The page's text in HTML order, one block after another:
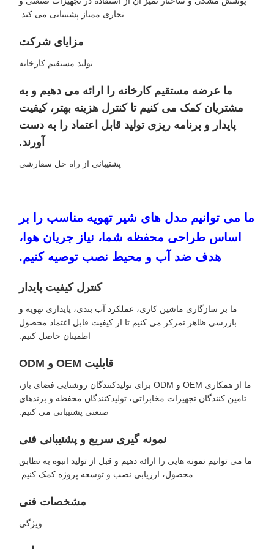
تجاری ممتاز پشتیبانی می کند.
مزایای شرکت
تولید مستقیم کارخانه
ما عرضه مستقیم کارخانه را ارائه می دهیم و به
مشتریان کمک می کنیم تا کنترل هزینه بهتر، کیفیت
پایدار و برنامه ریزی تولید قابل اعتماد را به دست
آورند.
پشتیبانی از راه حل سفارشی
ما می توانیم مدل های شیر تهویه مناسب را بر
اساس طراحی محفظه شما، نیاز جریان هوا،
هدف ضد آب و محیط نصب توصیه کنیم.
کنترل کیفیت پایدار
ما بر سازگاری ماشین کاری، عملکرد آب بندی، پایداری تهویه و
بازرسی ظاهر تمرکز می کنیم تا از کیفیت قابل اعتماد محصول
اطمینان حاصل کنیم.
قابلیت OEM و ODM
ما از همکاری OEM و ODM برای تولیدکنندگان روشنایی فضای باز،
تامین کنندگان تجهیزات مخابراتی، تولیدکنندگان محفظه و برندهای
صنعتی پشتیبانی می کنیم.
نمونه گیری سریع و پشتیبانی فنی
ما می توانیم نمونه هایی را ارائه دهیم و قبل از تولید انبوه به تطابق
محصول، ارزیابی نصب و توسعه پروژه کمک کنیم.
مشخصات فنی
ویژگی